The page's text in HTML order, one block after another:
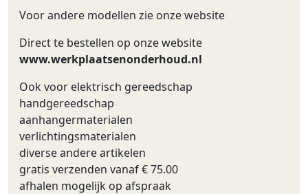
Voor andere modellen zie onze website
Direct te bestellen op onze website
www.werkplaatsenonderhoud.nl
Ook voor elektrisch gereedschap
handgereedschap
aanhangermaterialen
verlichtingsmaterialen
diverse andere artikelen
gratis verzenden vanaf € 75.00
afhalen mogelijk op afspraak